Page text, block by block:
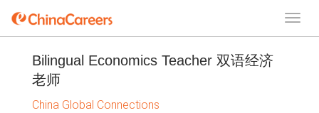
Bilingual Economics Teacher 双语经济
老师
China Global Connections